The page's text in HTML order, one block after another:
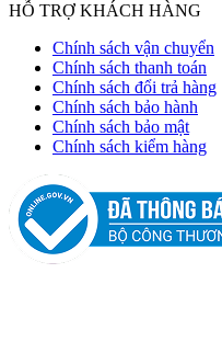
HỖ TRỢ KHÁCH HÀNG
Chính sách vận chuyển
Chính sách thanh toán
Chính sách đổi trả hàng
Chính sách bảo hành
Chính sách bảo mật
Chính sách kiểm hàng